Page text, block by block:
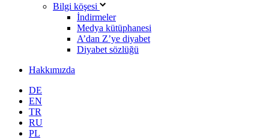
Bilgi köşesi
İndirmeler
Medya kütüphanesi
A’dan Z’ye diyabet
Diyabet sözlüğü
Hakkımızda
DE
EN
TR
RU
PL